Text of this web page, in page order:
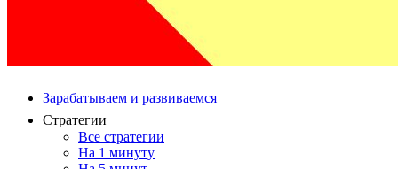
Зарабатываем и развиваемся
Стратегии
Все стратегии
На 1 минуту